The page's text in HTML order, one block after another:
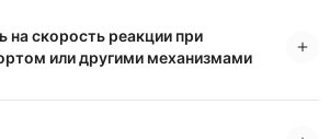
на скорость реакции при
или другими механизмами